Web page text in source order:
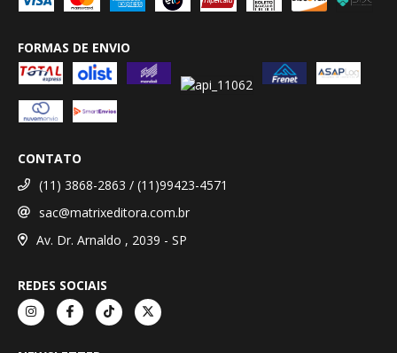
FORMAS DE ENVIO
CONTATO
(11) 3868-2863 / (11)99423-4571
sac@matrixeditora.com.br
Av. Dr. Arnaldo , 2039 - SP
REDES SOCIAIS